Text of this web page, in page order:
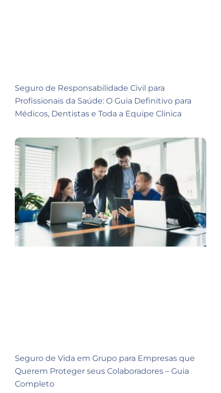
Seguro de Responsabilidade Civil para
Profissionais da Saúde: O Guia Definitivo para
Médicos, Dentistas e Toda a Equipe Clínica
Seguro de Vida em Grupo para Empresas que
Querem Proteger seus Colaboradores – Guia
Completo